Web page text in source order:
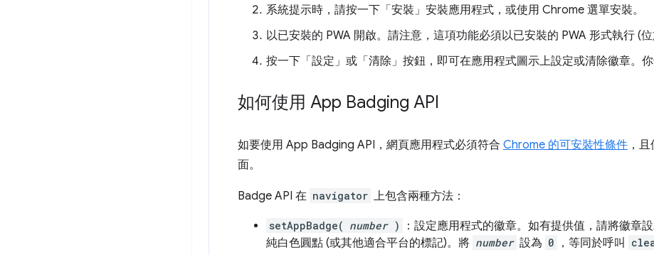
系統提示時，請按一下「安裝」 安裝應用程式，或使用 Chrome 選單安裝。
以已安裝的 PWA 開啟。請注意，這項功能必須以已安裝的 PWA 形式執行 (位
按一下「設定」 或「清除」 按鈕，即可在應用程式圖示上設定或清除徽章。
如何使用 App Badging API
如要使用 App Badging API，網頁應用程式必須符合 Chrome 的可安裝性條件 ，
面。
Badge API 在 navigator 上包含兩種方法：
setAppBadge( number )
：設定應用程式的徽章。如有提供值，請將徽章
純白色圓點 (或其他適合平台的標記)。將 number 設為 0 ，等同於呼叫